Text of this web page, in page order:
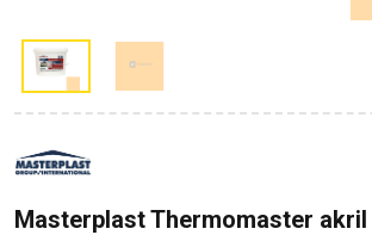
Masterplast Thermomaster akril